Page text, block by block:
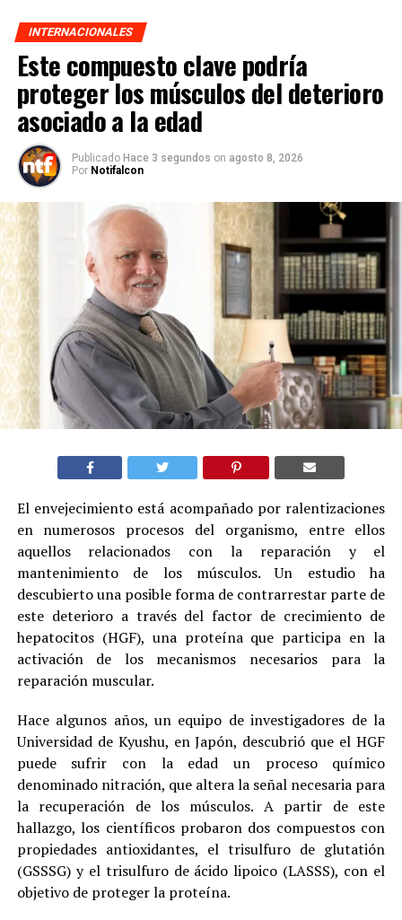
INTERNACIONALES
Este compuesto clave podría
proteger los músculos del deterioro
asociado a la edad
Publicado Hace 3 segundos on agosto 8, 2026
Por Notifalcon
El envejecimiento está acompañado por ralentizaciones
en numerosos procesos del organismo, entre ellos
aquellos relacionados con la reparación y el
mantenimiento de los músculos. Un estudio ha
descubierto una posible forma de contrarrestar parte de
este deterioro a través del factor de crecimiento de
hepatocitos (HGF), una proteína que participa en la
activación de los mecanismos necesarios para la
reparación muscular.
Hace algunos años, un equipo de investigadores de la
Universidad de Kyushu, en Japón, descubrió que el HGF
puede sufrir con la edad un proceso químico
denominado nitración, que altera la señal necesaria para
la recuperación de los músculos. A partir de este
hallazgo, los científicos probaron dos compuestos con
propiedades antioxidantes, el trisulfuro de glutatión
(GSSSG) y el trisulfuro de ácido lipoico (LASSS), con el
objetivo de proteger la proteína.